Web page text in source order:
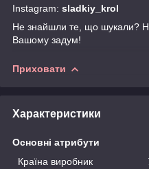
Instagram: sladkiy_krol
Не знайшли те, що шукали?
Вашому задум!
Приховати
Характеристики
Основні атрибути
Країна виробник